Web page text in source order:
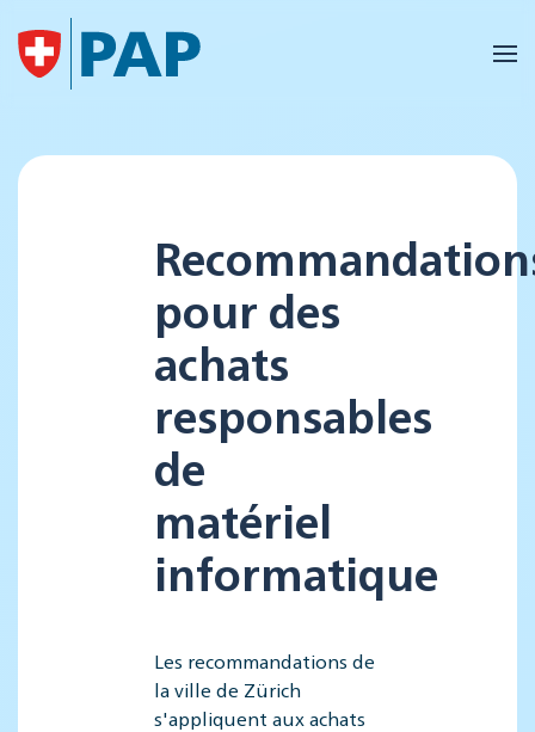
Accéder au contenu principal
pour des
achats
responsables
de
matériel
informatique
Les recommandations de
la ville de Zürich
s'appliquent aux achats